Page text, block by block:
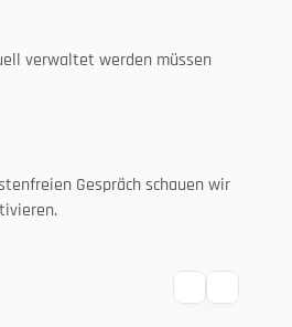
verwaltet werden müssen
Gespräch schauen wir